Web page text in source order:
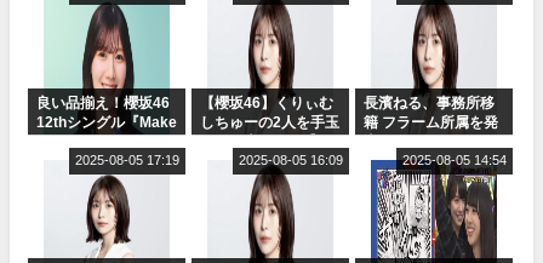
オ出演決定
良い品揃え！櫻坂46
12thシングル『Make
ャルグッズ絶賛販売
【櫻坂46】くりぃむ
しちゅーの2人を手玉
りぃむナンタラ】
長濱ねる、事務所移
籍 フラーム所属を発
2025-08-05 17:19 2025-08-05 16:09 2025-08-05 14:54